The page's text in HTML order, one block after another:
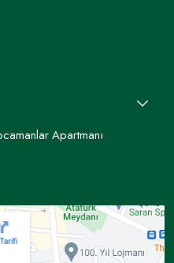
Apartmanı